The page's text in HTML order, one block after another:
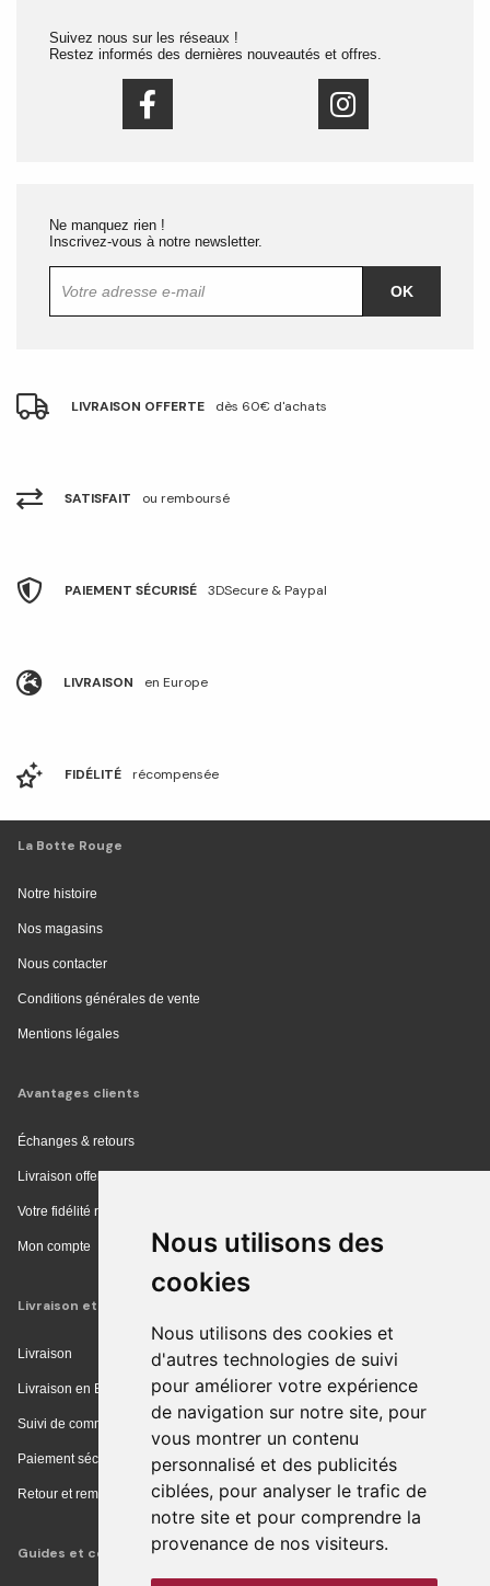
Nous utilisons des
cookies
Nous utilisons des cookies et
d'autres technologies de suivi
pour améliorer votre expérience
de navigation sur notre site, pour
vous montrer un contenu
personnalisé et des publicités
ciblées, pour analyser le trafic de
notre site et pour comprendre la
provenance de nos visiteurs.
Suivez nous sur les réseaux !
Restez informés des dernières nouveautés et offres.
Ne manquez rien !
Inscrivez-vous à notre newsletter.
OK
LIVRAISON OFFERTE dès 60€ d'achats
SATISFAIT ou remboursé
PAIEMENT SÉCURISÉ 3DSecure & Paypal
LIVRAISON en Europe
FIDÉLITÉ récompensée
La Botte Rouge
Notre histoire
Nos magasins
Nous contacter
Conditions générales de vente
Mentions légales
Avantages clients
Échanges & retours
Livraison offerte en magasin
Votre fidélité récompensée
Mon compte
Livraison et achat
Livraison
Livraison en Europe
Suivi de commande
Paiement sécurisé
Retour et remboursement
Guides et conseils